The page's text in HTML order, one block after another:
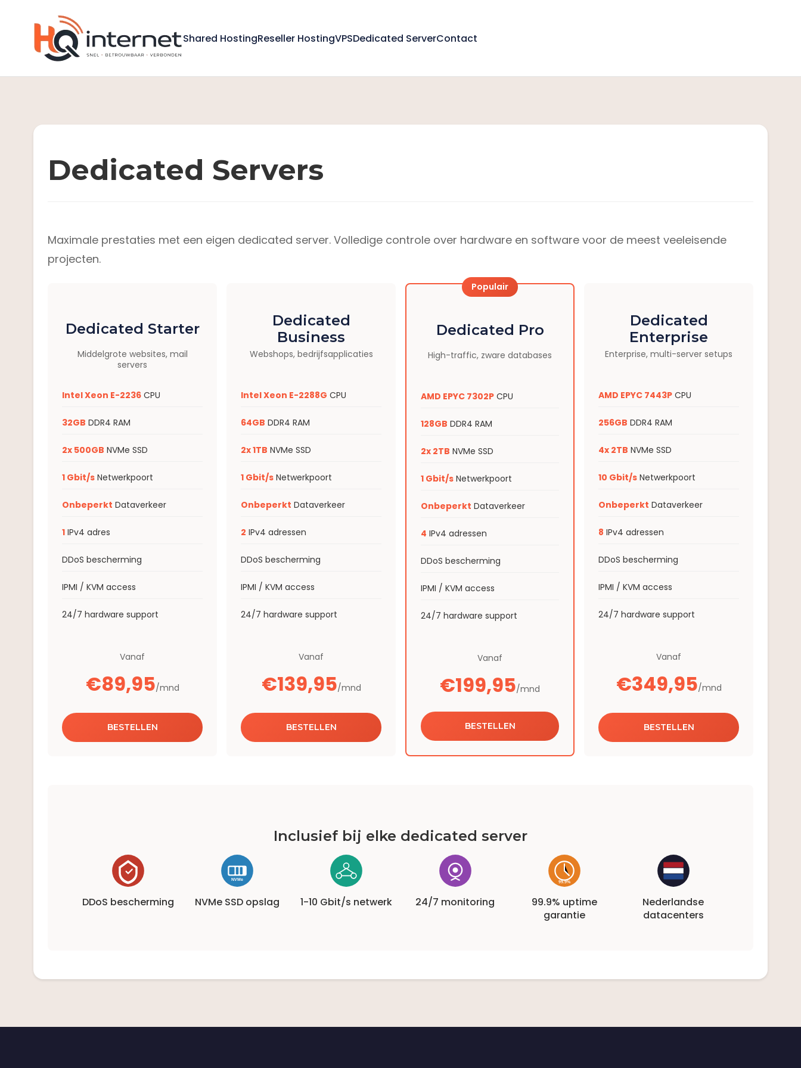
Shared HostingReseller HostingVPSDedicated ServerContact
Dedicated Servers
Maximale prestaties met een eigen dedicated server. Volledige controle over hardware en software voor de meest veeleisende
projecten.
Dedicated Starter
Middelgrote websites, mail
servers
Intel Xeon E-2236 CPU
32GB DDR4 RAM
2x 500GB NVMe SSD
1 Gbit/s Netwerkpoort
Onbeperkt Dataverkeer
1 IPv4 adres
DDoS bescherming
IPMI / KVM access
24/7 hardware support
Vanaf
€89,95/mnd
BESTELLEN
Dedicated
Business
Webshops, bedrijfsapplicaties
Intel Xeon E-2288G CPU
64GB DDR4 RAM
2x 1TB NVMe SSD
1 Gbit/s Netwerkpoort
Onbeperkt Dataverkeer
2 IPv4 adressen
DDoS bescherming
IPMI / KVM access
24/7 hardware support
Vanaf
€139,95/mnd
BESTELLEN
Populair
Dedicated Pro
High-traffic, zware databases
AMD EPYC 7302P CPU
128GB DDR4 RAM
2x 2TB NVMe SSD
1 Gbit/s Netwerkpoort
Onbeperkt Dataverkeer
4 IPv4 adressen
DDoS bescherming
IPMI / KVM access
24/7 hardware support
Vanaf
€199,95/mnd
BESTELLEN
Dedicated
Enterprise
Enterprise, multi-server setups
AMD EPYC 7443P CPU
256GB DDR4 RAM
4x 2TB NVMe SSD
10 Gbit/s Netwerkpoort
Onbeperkt Dataverkeer
8 IPv4 adressen
DDoS bescherming
IPMI / KVM access
24/7 hardware support
Vanaf
€349,95/mnd
BESTELLEN
Inclusief bij elke dedicated server
DDoS bescherming NVMe SSD opslag 1-10 Gbit/s netwerk 24/7 monitoring
99.9% uptime
garantie
Nederlandse
datacenters